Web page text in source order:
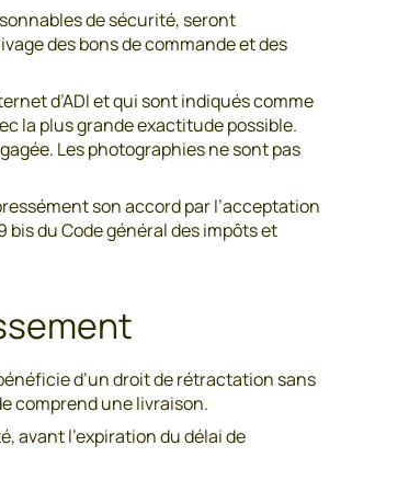
de sécurité, seront
des bons de commande et des
d’ADI et qui sont indiqués comme
la plus grande exactitude possible.
Les photographies ne sont pas
son accord par l’acceptation
du Code général des impôts et
d’un droit de rétractation sans
comprend une livraison.
avant l’expiration du délai de